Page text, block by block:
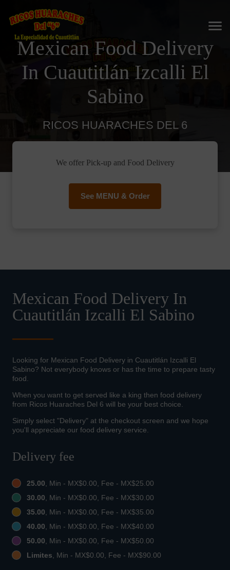
Mexican Food Delivery
In Cuautitlán Izcalli El
Sabino
RICOS HUARACHES DEL 6
We offer Pick-up and Food Delivery
See MENU & Order
Mexican Food Delivery In
Cuautitlán Izcalli El Sabino
Looking for Mexican Food Delivery in Cuautitlán Izcalli El
Sabino? Not everybody knows or has the time to prepare tasty
food.
When you want to get served like a king then food delivery
from Ricos Huaraches Del 6 will be your best choice.
Simply select "Delivery" at the checkout screen and we hope
you'll appreciate our food delivery service.
Delivery fee
25.00, Min - MX$0.00, Fee - MX$25.00
30.00, Min - MX$0.00, Fee - MX$30.00
35.00, Min - MX$0.00, Fee - MX$35.00
40.00, Min - MX$0.00, Fee - MX$40.00
50.00, Min - MX$0.00, Fee - MX$50.00
Limites, Min - MX$0.00, Fee - MX$90.00